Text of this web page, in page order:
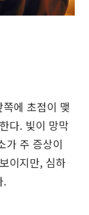
에 초점이 맺
다. 빛이 망막
가 주 증상이
이지만, 심하
.